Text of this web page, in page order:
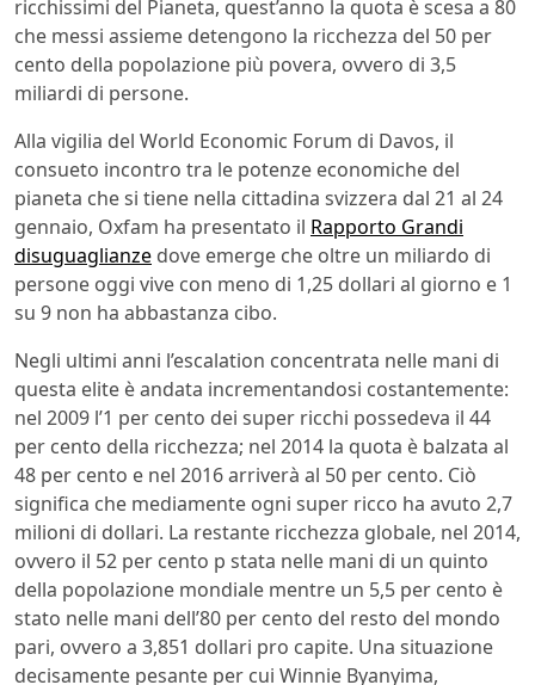
ricchissimi del Pianeta, quest’anno la quota è scesa a 80
che messi assieme detengono la ricchezza del 50 per
cento della popolazione più povera, ovvero di 3,5
miliardi di persone.
Alla vigilia del World Economic Forum di Davos, il
consueto incontro tra le potenze economiche del
pianeta che si tiene nella cittadina svizzera dal 21 al 24
gennaio, Oxfam ha presentato il Rapporto Grandi
disuguaglianze dove emerge che oltre un miliardo di
persone oggi vive con meno di 1,25 dollari al giorno e 1
su 9 non ha abbastanza cibo.
Negli ultimi anni l’escalation concentrata nelle mani di
questa elite è andata incrementandosi costantemente:
nel 2009 l’1 per cento dei super ricchi possedeva il 44
per cento della ricchezza; nel 2014 la quota è balzata al
48 per cento e nel 2016 arriverà al 50 per cento. Ciò
significa che mediamente ogni super ricco ha avuto 2,7
milioni di dollari. La restante ricchezza globale, nel 2014,
ovvero il 52 per cento p stata nelle mani di un quinto
della popolazione mondiale mentre un 5,5 per cento è
stato nelle mani dell’80 per cento del resto del mondo
pari, ovvero a 3,851 dollari pro capite. Una situazione
decisamente pesante per cui Winnie Byanyima,